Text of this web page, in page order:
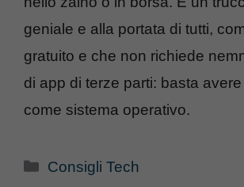
geniale e alla portata di tutti,
gratuito e che non richiede
di app di terze parti: basta
come sistema operativo.
Categorie
Consigli Tech